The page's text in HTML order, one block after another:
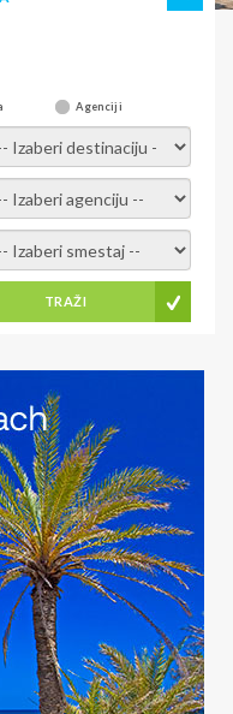
Agenciji
izaberi destinaciju -
izaberi agenciju -
Izaberite smestaj -
TRAŽI